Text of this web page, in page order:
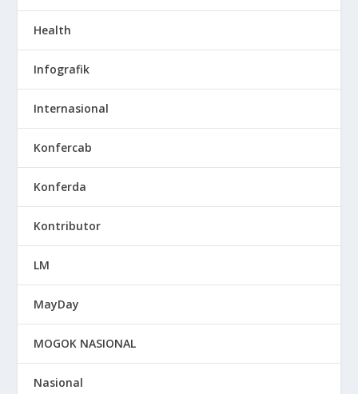
Health
Infografik
Internasional
Konfercab
Konferda
Kontributor
LM
MayDay
MOGOK NASIONAL
Nasional